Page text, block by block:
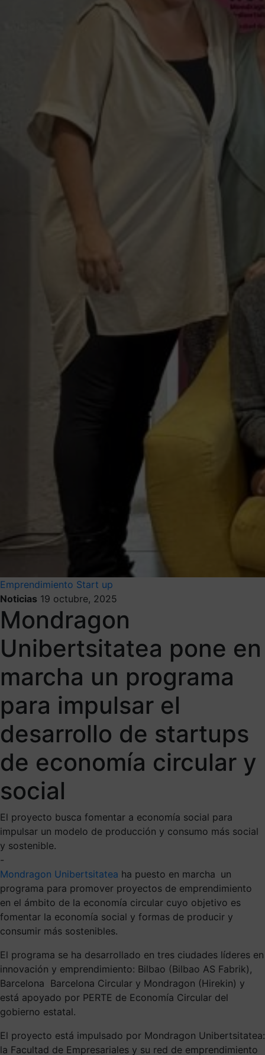
Emprendimiento Start up
Noticias 19 octubre, 2025
Mondragon
Unibertsitatea pone en
marcha un programa
para impulsar el
desarrollo de startups
de economía circular y
social
El proyecto busca fomentar a economía social para
impulsar un modelo de producción y consumo más social
y sostenible.
-
Mondragon Unibertsitatea ha puesto en marcha un
programa para promover proyectos de emprendimiento
en el ámbito de la economía circular cuyo objetivo es
fomentar la economía social y formas de producir y
consumir más sostenibles.
El programa se ha desarrollado en tres ciudades líderes en
innovación y emprendimiento: Bilbao (Bilbao AS Fabrik),
Barcelona Barcelona Circular y Mondragon (Hirekin) y
está apoyado por PERTE de Economía Circular del
gobierno estatal.
El proyecto está impulsado por Mondragon Unibertsitatea:
la Facultad de Empresariales y su red de emprendimiento